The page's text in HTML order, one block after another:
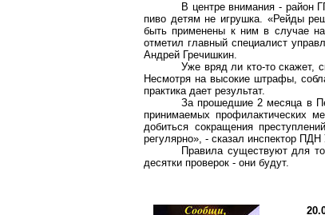
В центре внимания - район
пиво детям не игрушка. «Рейды
быть применены к ним в случае
отметил главный специалист
Андрей Гречишкин.
Уже вряд ли кто-то скажет,
Несмотря на высокие штрафы,
практика дает результат.
За прошедшие 2 месяца в
принимаемых профилактических
добиться сокращения
регулярно», - сказал инспектор
Правила существуют для
десятки проверок - они будут.